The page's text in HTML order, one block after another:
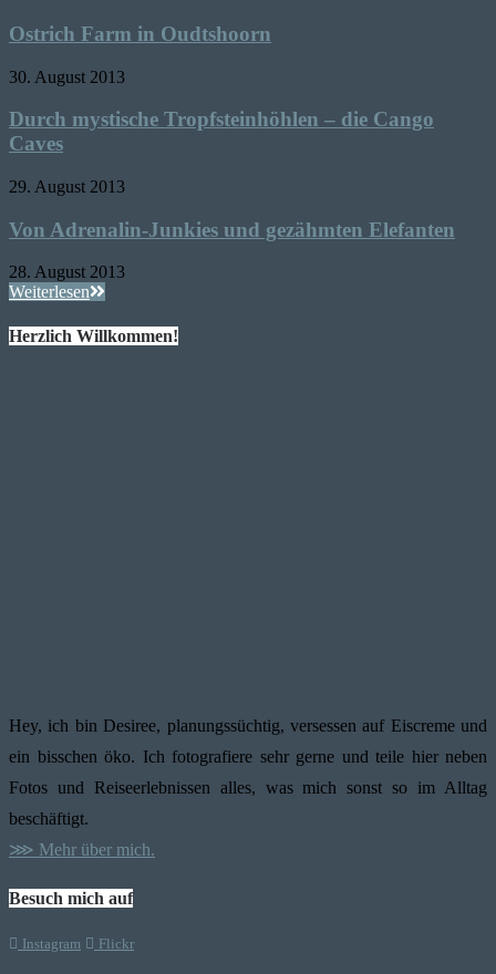
Ostrich Farm in Oudtshoorn
30. August 2013
Durch mystische Tropfsteinhöhlen – die Cango
Caves
29. August 2013
Von Adrenalin-Junkies und gezähmten Elefanten
28. August 2013
Weiterlesen
Herzlich Willkommen!
Hey, ich bin Desiree, planungssüchtig, versessen auf Eiscreme und
ein bisschen öko. Ich fotografiere sehr gerne und teile hier neben
Fotos und Reiseerlebnissen alles, was mich sonst so im Alltag
beschäftigt.
⋙ Mehr über mich.
Besuch mich auf
Instagram Flickr